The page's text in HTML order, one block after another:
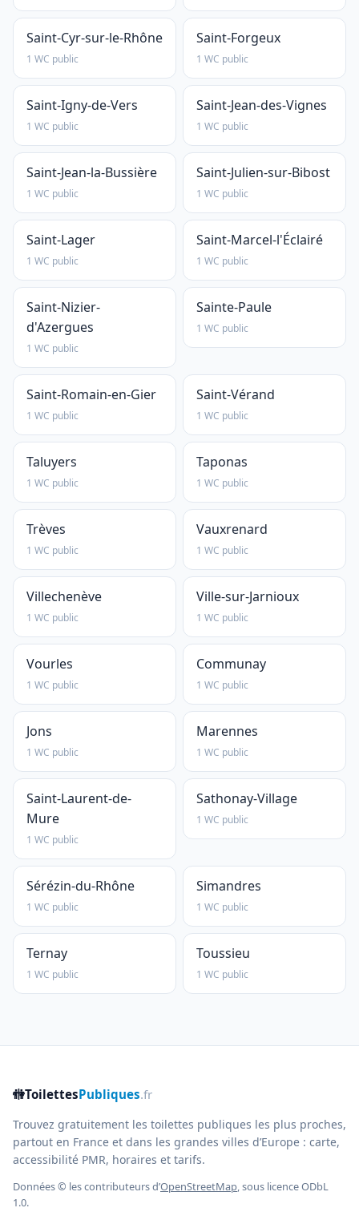
Saint-Cyr-sur-le-Rhône
1 WC public
Saint-Forgeux
1 WC public
Saint-Igny-de-Vers
1 WC public
Saint-Jean-des-Vignes
1 WC public
Saint-Jean-la-Bussière
1 WC public
Saint-Julien-sur-Bibost
1 WC public
Saint-Lager
1 WC public
Saint-Marcel-l'Éclairé
1 WC public
Saint-Nizier-
d'Azergues
1 WC public
Sainte-Paule
1 WC public
Saint-Romain-en-Gier
1 WC public
Saint-Vérand
1 WC public
Taluyers
1 WC public
Taponas
1 WC public
Trèves
1 WC public
Vauxrenard
1 WC public
Villechenève
1 WC public
Ville-sur-Jarnioux
1 WC public
Vourles
1 WC public
Communay
1 WC public
Jons
1 WC public
Marennes
1 WC public
Saint-Laurent-de-
Mure
1 WC public
Sathonay-Village
1 WC public
Sérézin-du-Rhône
1 WC public
Simandres
1 WC public
Ternay
1 WC public
Toussieu
1 WC public
🚻ToilettesPubliques.fr
Trouvez gratuitement les toilettes publiques les plus proches,
partout en France et dans les grandes villes d’Europe : carte,
accessibilité PMR, horaires et tarifs.
Données © les contributeurs d’OpenStreetMap, sous licence ODbL
1.0.